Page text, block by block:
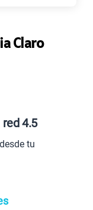
Claro
4.5
tu